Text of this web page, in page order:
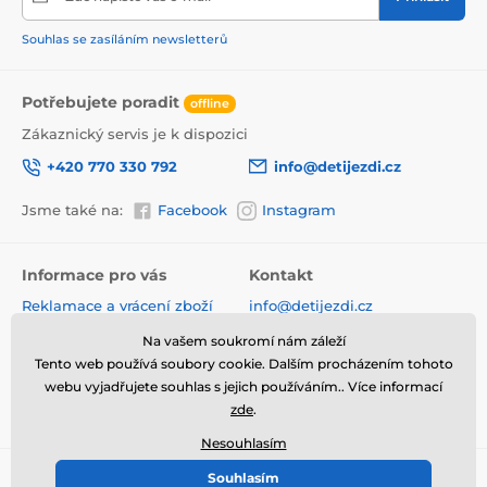
Souhlas se zasíláním newsletterů
Potřebujete poradit offline
Zákaznický servis je k dispozici
+420 770 330 792
info@detijezdi.cz
Jsme také na: Facebook Instagram
Informace pro vás
Reklamace a vrácení zboží
Obchodní podmínky
Ochrana osobních údajů
Hodnocení obchodu
Kontakt
info@detijezdi.cz
770 330 792 (Po-Pá 10-16 hod)
Instagram detijezdi.cz/
© 2026 www.detijezdi.cz ⦁ E-shop vytvořila
Na vašem soukromí nám záleží
Tento web používá soubory cookie. Dalším procházením tohoto
webu vyjadřujete souhlas s jejich používáním.. Více informací
zde.
Nesouhlasím
Souhlasím